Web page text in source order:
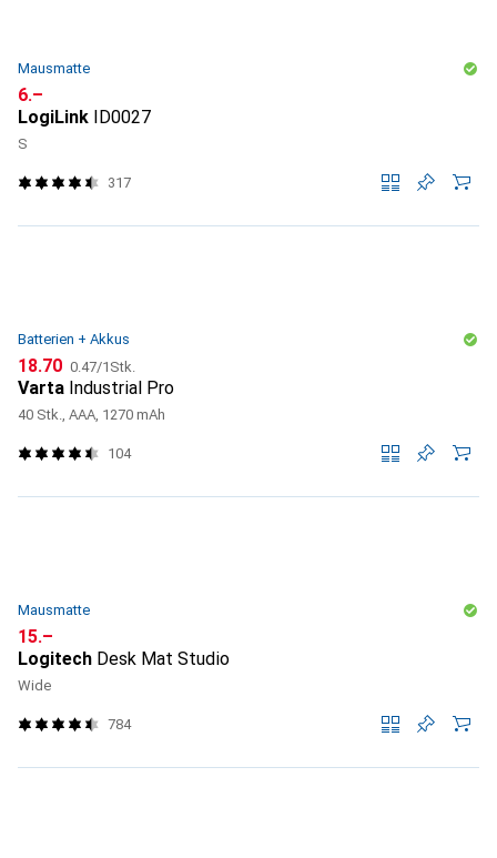
Mausmatte
CHF
6.–
LogiLink
ID0027
S
317
Batterien + Akkus
CHF
18.70 CHF
0.47/1Stk.
Varta Industrial Pro
40 Stk., AAA, 1270 mAh
104
Mausmatte
CHF
15.–
Logitech Desk Mat Studio
Wide
784